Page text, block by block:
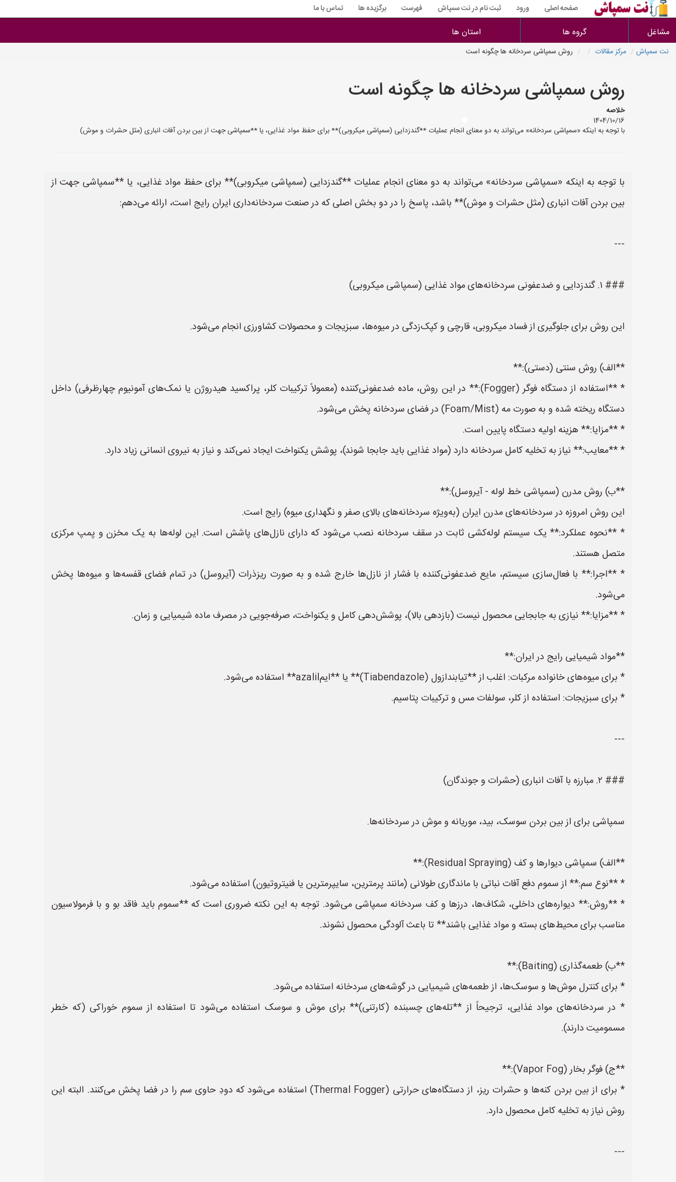
صفحه اصلی ورود ثبت نام در نت سمپاش فهرست برگزیده ها تماس با ما
مشاغل گروه ها استان ها
نت سمپاش مرکز مقالات روش سمپاشی سردخانه ها چگونه است
روش سمپاشی سردخانه ها چگونه است
خلاصه
1404/10/16
با توجه به اینکه «سمپاشی سردخانه» می‌تواند به دو معنای انجام عملیات **گندزدایی (سمپاشی میکروبی)** برای حفظ مواد غذایی، یا **سمپاشی جهت از بین بردن آفات انباری (مثل حشرات و موش)
با توجه به اینکه «سمپاشی سردخانه» می‌تواند به دو معنای انجام عملیات **گندزدایی (سمپاشی میکروبی)** برای حفظ مواد غذایی، یا **سمپاشی جهت از
بین بردن آفات انباری (مثل حشرات و موش)** باشد، پاسخ را در دو بخش اصلی که در صنعت سردخانه‌داری ایران رایج است، ارائه می‌دهم:
---
### ۱. گندزدایی و ضدعفونی سردخانه‌های مواد غذایی (سمپاشی میکروبی)
این روش برای جلوگیری از فساد میکروبی، قارچی و کپک‌زدگی در میوه‌ها، سبزیجات و محصولات کشاورزی انجام می‌شود.
**الف) روش سنتی (دستی):**
* **استفاده از دستگاه فوگر (Fogger):** در این روش، ماده ضدعفونی‌کننده (معمولاً ترکیبات کلر، پراکسید هیدروژن یا نمک‌های آمونیوم چهارظرفی) داخل
دستگاه ریخته شده و به صورت مه (Foam/Mist) در فضای سردخانه پخش می‌شود.
* **مزایا:** هزینه اولیه دستگاه پایین است.
* **معایب:** نیاز به تخلیه کامل سردخانه دارد (مواد غذایی باید جابجا شوند)، پوشش یکنواخت ایجاد نمی‌کند و نیاز به نیروی انسانی زیاد دارد.
**ب) روش مدرن (سمپاشی خط لوله - آیروسل):**
این روش امروزه در سردخانه‌های مدرن ایران (به‌ویژه سردخانه‌های بالای صفر و نگهداری میوه) رایج است.
* **نحوه عملکرد:** یک سیستم لوله‌کشی ثابت در سقف سردخانه نصب می‌شود که دارای نازل‌های پاشش است. این لوله‌ها به یک مخزن و پمپ مرکزی
متصل هستند.
* **اجرا:** با فعال‌سازی سیستم، مایع ضدعفونی‌کننده با فشار از نازل‌ها خارج شده و به صورت ریزذرات (آیروسل) در تمام فضای قفسه‌ها و میوه‌ها پخش
می‌شود.
* **مزایا:** نیازی به جابجایی محصول نیست (بازدهی بالا)، پوشش‌دهی کامل و یکنواخت، صرفه‌جویی در مصرف ماده شیمیایی و زمان.
**مواد شیمیایی رایج در ایران:**
* برای میوه‌های خانواده مرکبات: اغلب از **تیابندازول (Tiabendazole)** یا **ایمazalil** استفاده می‌شود.
* برای سبزیجات: استفاده از کلر، سولفات مس و ترکیبات پتاسیم.
---
### ۲. مبارزه با آفات انباری (حشرات و جوندگان)
سمپاشی برای از بین بردن سوسک، بید، موریانه و موش در سردخانه‌ها.
**الف) سمپاشی دیوارها و کف (Residual Spraying):**
* **نوع سم:** از سموم دفع آفات نباتی با ماندگاری طولانی (مانند پرمترین، سایپرمترین یا فنیتروتیون) استفاده می‌شود.
* **روش:** دیواره‌های داخلی، شکاف‌ها، درزها و کف سردخانه سمپاشی می‌شود. توجه به این نکته ضروری است که **سموم باید فاقد بو و با فرمولاسیون
مناسب برای محیط‌های بسته و مواد غذایی باشند** تا باعث آلودگی محصول نشوند.
**ب) طعمه‌گذاری (Baiting):**
* برای کنترل موش‌ها و سوسک‌ها، از طعمه‌های شیمیایی در گوشه‌های سردخانه استفاده می‌شود.
* در سردخانه‌های مواد غذایی، ترجیحاً از **تله‌های چسبنده (کارتنی)** برای موش و سوسک استفاده می‌شود تا استفاده از سموم خوراکی (که خطر
مسمومیت دارند).
**ج) فوگر بخار (Vapor Fog):**
* برای از بین بردن کنه‌ها و حشرات ریز، از دستگاه‌های حرارتی (Thermal Fogger) استفاده می‌شود که دودِ حاوی سم را در فضا پخش می‌کنند. البته این
روش نیاز به تخلیه کامل محصول دارد.
---